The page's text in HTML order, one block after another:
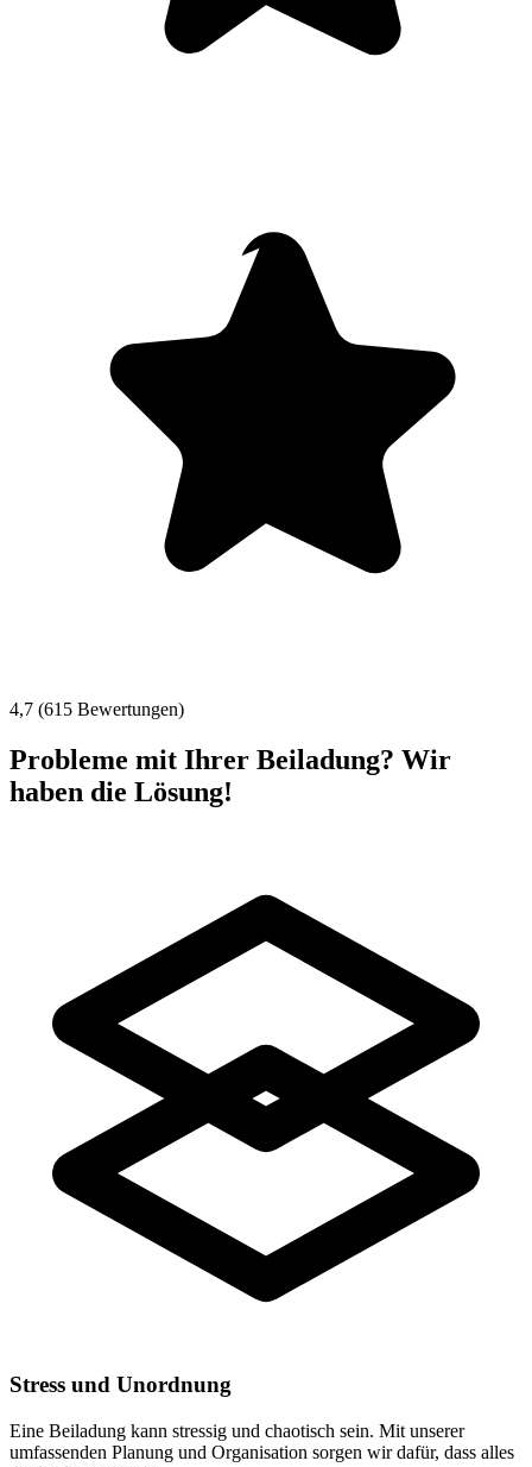
4,7 (615 Bewertungen)
Probleme mit Ihrer Beiladung? Wir
haben die Lösung!
Stress und Unordnung
Eine Beiladung kann stressig und chaotisch sein. Mit unserer
umfassenden Planung und Organisation sorgen wir dafür, dass alles